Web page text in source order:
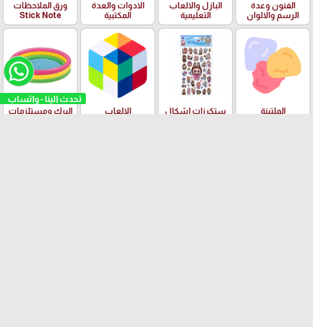
تحدث الينا - واتساب
الفنون وعدة
الرسم والالوان
البازل والالعاب
التعليمية
الادوات والعدة
المكتبية
ورق الملاحظات
Stick Note
الملتينة
ستكرزات اشكال
الالعاب
البرك ومستلزمات